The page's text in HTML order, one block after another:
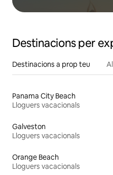
Destinacions per
Destinacions a prop teu
Panama City Beach
Lloguers vacacionals
Galveston
Lloguers vacacionals
Orange Beach
Lloguers vacacionals